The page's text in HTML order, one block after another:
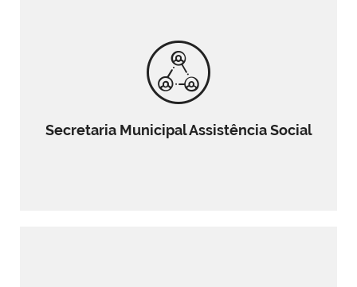
Secretaria Municipal Assistência Social